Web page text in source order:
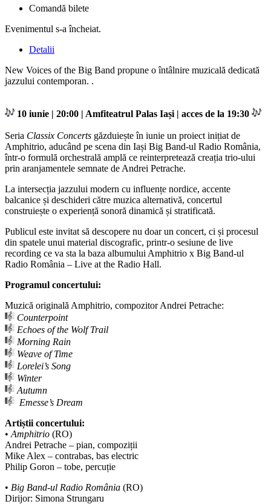
Comandă bilete
Evenimentul s-a încheiat.
Detalii
New Voices of the Big Band propune o întâlnire muzicală dedicată
jazzului contemporan. .
10 iunie | 20:00 | Amfiteatrul Palas Iași | acces de la 19:30
Seria Classix Concerts găzduiește în iunie un proiect inițiat de
Amphitrio, aducând pe scena din Iași Big Band-ul Radio România,
într-o formulă orchestrală amplă ce reinterpretează creația trio-ului
prin aranjamentele semnate de Andrei Petrache.
La intersecția jazzului modern cu influențe nordice, accente
balcanice și deschideri către muzica alternativă, concertul
construiește o experiență sonoră dinamică și stratificată.
Publicul este invitat să descopere nu doar un concert, ci și procesul
din spatele unui material discografic, printr-o sesiune de live
recording ce va sta la baza albumului Amphitrio x Big Band-ul
Radio România – Live at the Radio Hall.
Programul concertului:
Muzică originală Amphitrio, compozitor Andrei Petrache:
Counterpoint
Echoes of the Wolf Trail
Morning Rain
Weave of Time
Lorelei’s Song
Winter
Autumn
Emesse’s Dream
Artiștii concertului:
• Amphitrio (RO)
Andrei Petrache – pian, compoziții
Mike Alex – contrabas, bas electric
Philip Goron – tobe, percuție
• Big Band-ul Radio România (RO)
Dirijor: Simona Strungaru